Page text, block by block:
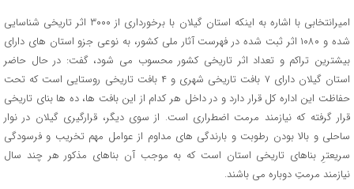
امیرانتخابی با اشاره به اینکه استان گیلان با برخورداری از ۳۰۰۰ اثر تاریخی شناسایی
شده و ۱۰۸۰ اثر ثبت شده در فهرست آثار ملی کشور، به نوعی جزو استان های دارای
بیشترین تراکم و تعداد اثر تاریخی کشور محسوب می شود، گفت: در حال حاضر
استان گیلان دارای ۷ بافت تاریخی شهری و ۴ بافت تاریخی روستایی است که تحت
حفاظت این اداره کل قرار دارد و در داخل هر کدام از این بافت ها، ده ها بنای تاریخی
قرار گرفته که نیازمند مرمت اضطراری است. از سوی دیگر، قرارگیری گیلان در نوار
ساحلی و بالا بودن رطوبت و بارندگی های مداوم از عوامل مهم تخریب و فرسودگی
سریعترِ بناهای تاریخی استان است که به موجب آن بناهای مذکور هر چند سال
نیازمند مرمتِ دوباره می باشند.